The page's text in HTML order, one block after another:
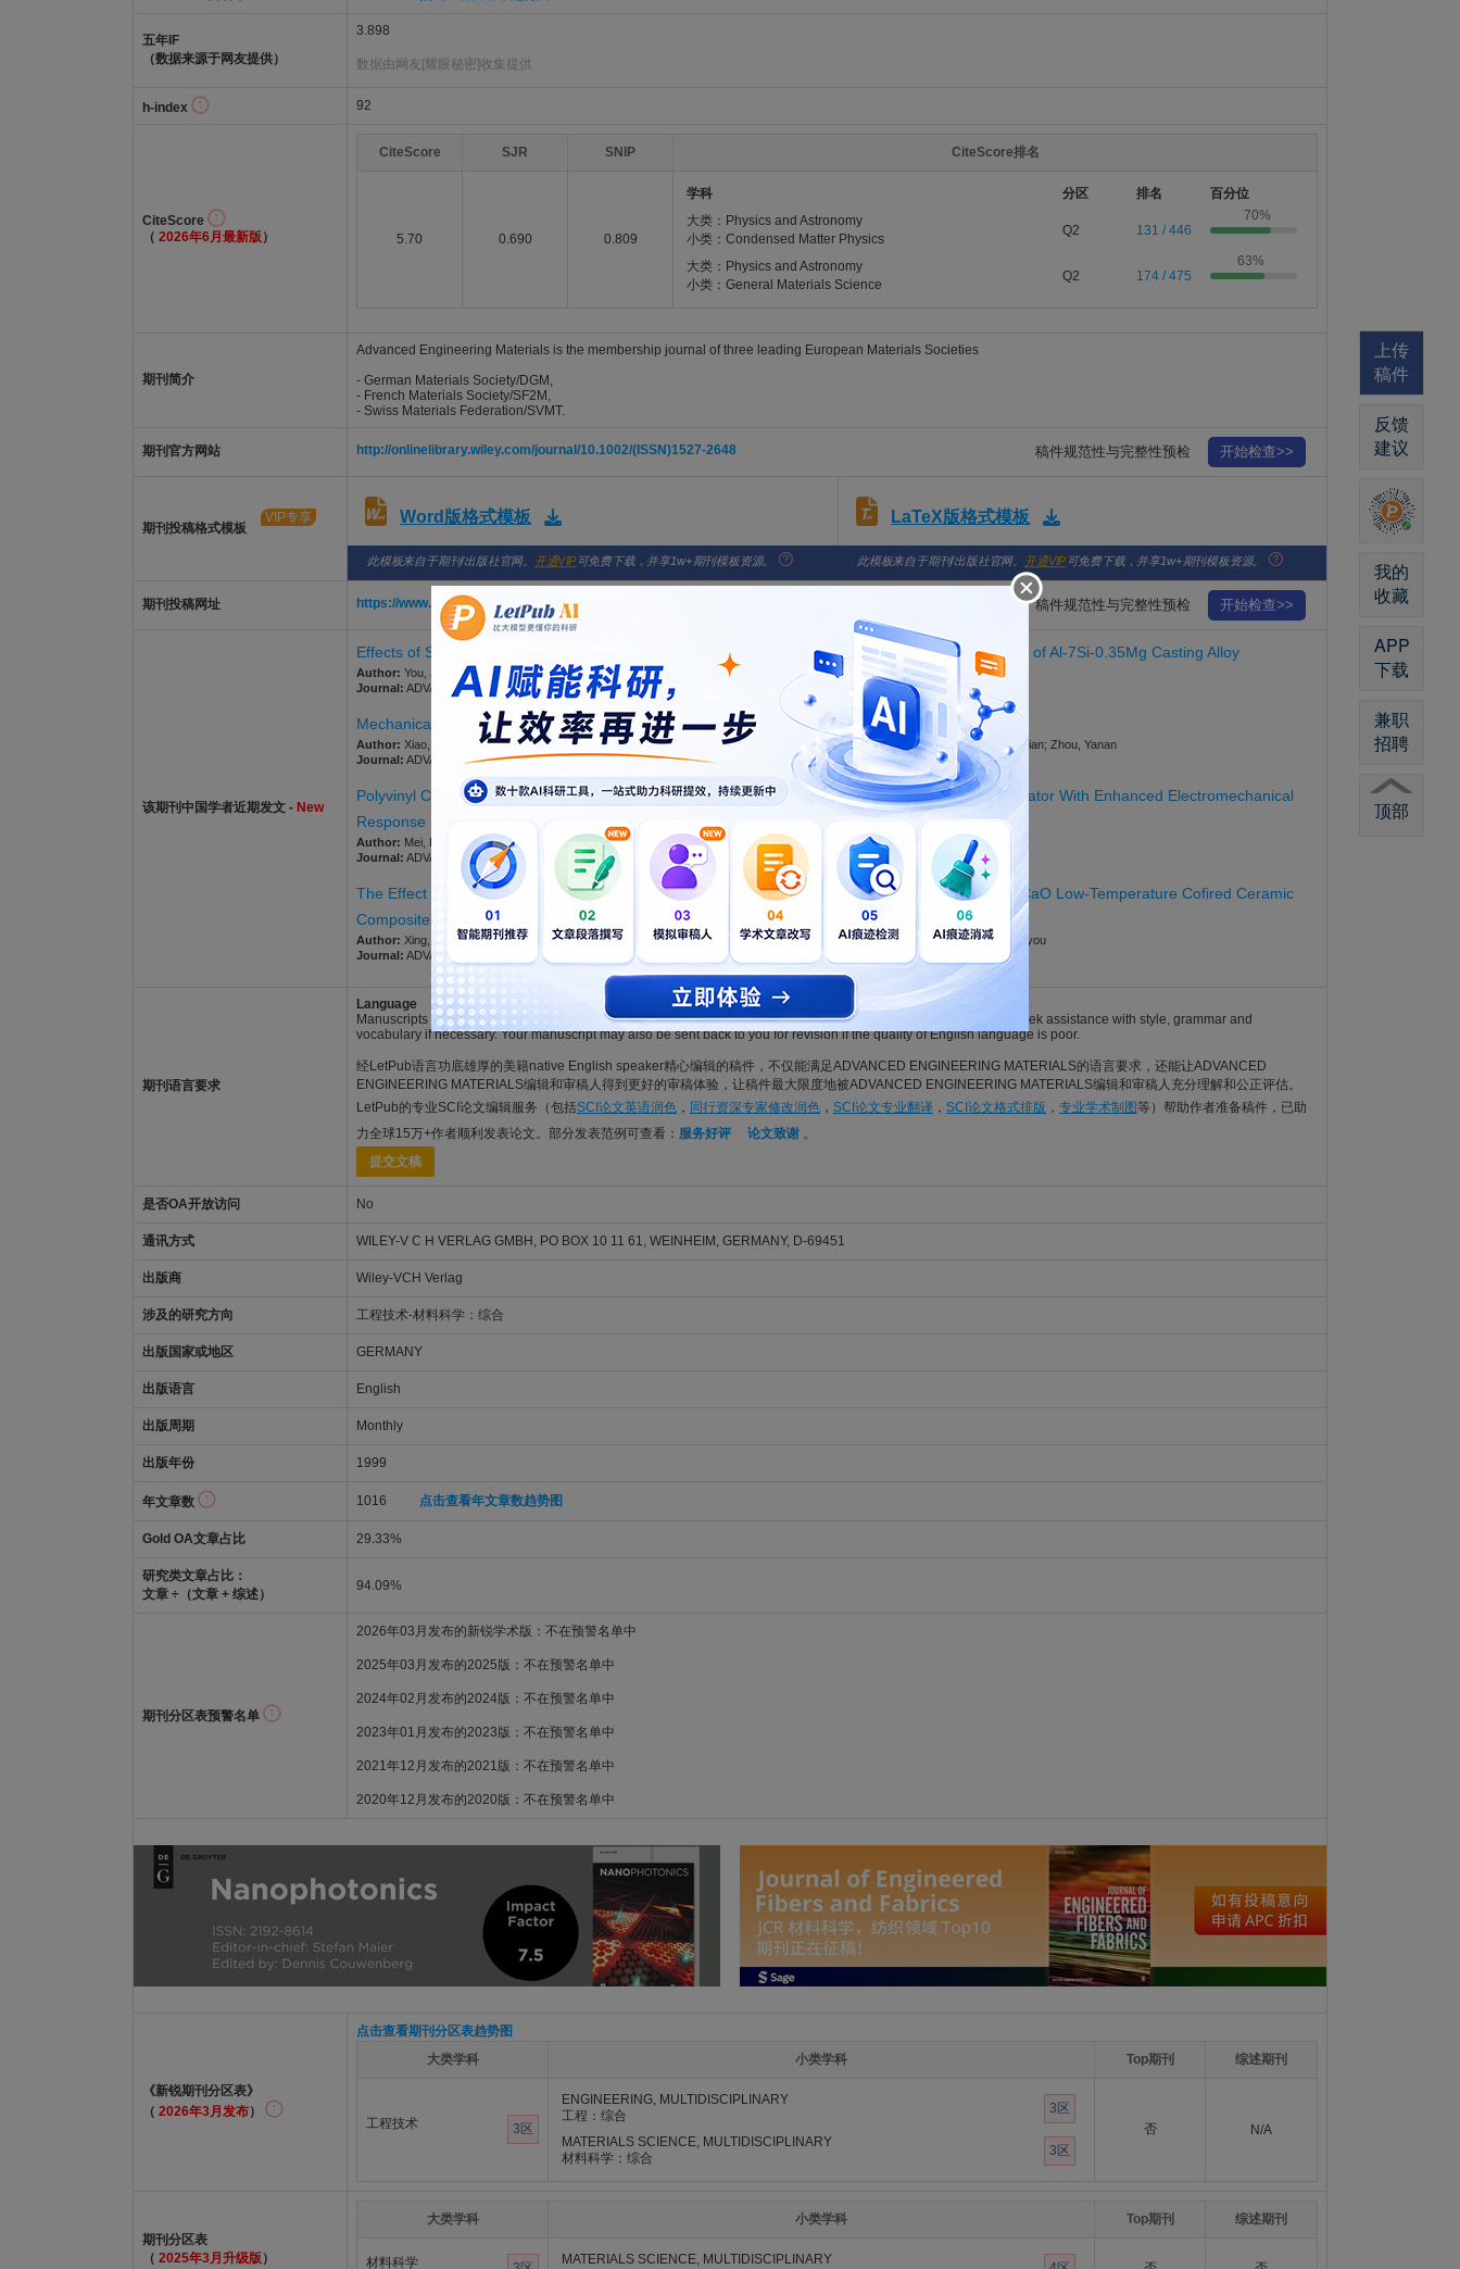
五年IF
（数据来源于网友提供）
3.898
数据由网友[耀眼秘密]收集提供
h-index 92
CiteScore
（ 2026年6月最新版 ）
CiteScore SJR SNIP CiteScore排名
5.70 0.690 0.809
学科 分区 排名
百分位
大类：Physics and Astronomy
小类：Condensed Matter Physics
Q2 131 / 446
70%
大类：Physics and Astronomy
小类：General Materials Science
Q2 174 / 475
63%
期刊简介
Advanced Engineering Materials is the membership journal of three leading European Materials Societies
- German Materials Society/DGM,
- French Materials Society/SF2M,
- Swiss Materials Federation/SVMT.
期刊官方网站 http://onlinelibrary.wiley.com/journal/10.1002/(ISSN)1527-2648 稿件规范性与完整性预检 开始检查>>
期刊投稿格式模板
VIP专享 Word版格式模板 LaTeX版格式模板
此模板来自于期刊/出版社官网。 开通VIP 可免费下载，并享1w+期刊模板资源。 此模板来自于期刊/出版社官网。 开通VIP 可免费下载，并享1w+期刊模板资源。
期刊投稿网址 https://www.editorialmanager.com/AEM-JOURNAL 稿件规范性与完整性预检 开始检查>>
该期刊中国学者近期发文 - New
Effects of Sr-Ti-B-La/Ce and Graded Cu Microalloying on Microstructure and Strength-Toughening of Al-7Si-0.35Mg Casting Alloy
Author: You, Junjun; Zuo, Jinrong; Yang, Chen; Gao, Mingjiang; Shu, Xuedao; Peng, Wenfei; Cui, Long; Lu, Weiwei
Journal: ADVANCED ENGINEERING MATERIALS. 2026; Vol. 28, Issue 6, pp. -. DOI: 10.1002/adem.202502630
Mechanical and Damping Properties of Selective Laser-Melted Fe-Mn Damping Alloy
Author: Xiao, Yuping; Yan, Jiazhen; Li, Ning; Li, Renxin; Wang, Liang; Wu, Qi; Peng, Huabei; Wen, Yuhua; Sang, Lei; Zhang, Yuxian; Zhou, Yanan
Journal: ADVANCED ENGINEERING MATERIALS. 2026; Vol. 28, Issue 6, pp. -. DOI: 10.1002/adem.202502737
Polyvinyl Chloride Gel Incorporated by ZnO Core-Shell Nanoparticles for Dielectric Elastomer Actuator With Enhanced Electromechanical
Response
Author: Mei, Longxiang; Huang, Jianjian; Fan, Yibin; Song, Xiangyu; Ma, Li; Guo, Dongjie
Journal: ADVANCED ENGINEERING MATERIALS. 2026; Vol. 28, Issue 6, pp. -. DOI: 10.1002/adem.202502157
The Effect of CaF2 on the Properties of High-Thermal Expansion B2O3-Bi2O3-SiO2-ZnO-Al2O3/CaO Low-Temperature Cofired Ceramic
Composites
Author: Xing, Hanlu; Li, Jiali; Xue, Shijie; Yu, Zihan; Sun, Jun; Hu, Kun; Chen, Lin; Li, Xiaoxiao; Gong, Yi; Zhang, Xian; Tian, Xingyou
Journal: ADVANCED ENGINEERING MATERIALS. 2026; Vol. , Issue , pp. -. DOI: 10.1002/adem.70942
期刊语言要求
Language
Manuscripts must be written in American English and be grammatically and linguistically correct. Authors should seek assistance with style, grammar and
vocabulary if necessary. Your manuscript may also be sent back to you for revision if the quality of English language is poor.
经LetPub语言功底雄厚的美籍native English speaker精心编辑的稿件，不仅能满足ADVANCED ENGINEERING MATERIALS的语言要求，还能让ADVANCED
ENGINEERING MATERIALS编辑和审稿人得到更好的审稿体验，让稿件最大限度地被ADVANCED ENGINEERING MATERIALS编辑和审稿人充分理解和公正评估。
LetPub的专业SCI论文编辑服务（包括SCI论文英语润色 ， 同行资深专家修改润色 ， SCI论文专业翻译 ， SCI论文格式排版 ， 专业学术制图等）帮助作者准备稿件，已助
力全球15万+作者顺利发表论文。部分发表范例可查看： 服务好评 论文致谢 。
提交文稿
是否OA开放访问 No
通讯方式 WILEY-V C H VERLAG GMBH, PO BOX 10 11 61, WEINHEIM, GERMANY, D-69451
出版商 Wiley-VCH Verlag
涉及的研究方向 工程技术-材料科学：综合
出版国家或地区 GERMANY
出版语言 English
出版周期 Monthly
出版年份 1999
年文章数 1016 点击查看年文章数趋势图
Gold OA文章占比 29.33%
研究类文章占比：
文章 ÷（文章 + 综述）
94.09%
期刊分区表预警名单
2026年03月发布的新锐学术版：不在预警名单中
2025年03月发布的2025版：不在预警名单中
2024年02月发布的2024版：不在预警名单中
2023年01月发布的2023版：不在预警名单中
2021年12月发布的2021版：不在预警名单中
2020年12月发布的2020版：不在预警名单中
《新锐期刊分区表》
（ 2026年3月发布）
点击查看期刊分区表趋势图
大类学科
小类学科 Top期刊 综述期刊
工程技术 3区
ENGINEERING, MULTIDISCIPLINARY
工程：综合
3区
MATERIALS SCIENCE, MULTIDISCIPLINARY
材料科学：综合
3区
否 N/A
期刊分区表
（ 2025年3月升级版 ）
大类学科 小类学科 Top期刊 综述期刊
材料科学
MATERIALS SCIENCE, MULTIDISCIPLINARY
上传
稿件
反馈
建议
我的
收藏
APP
下载
兼职
招聘
顶部